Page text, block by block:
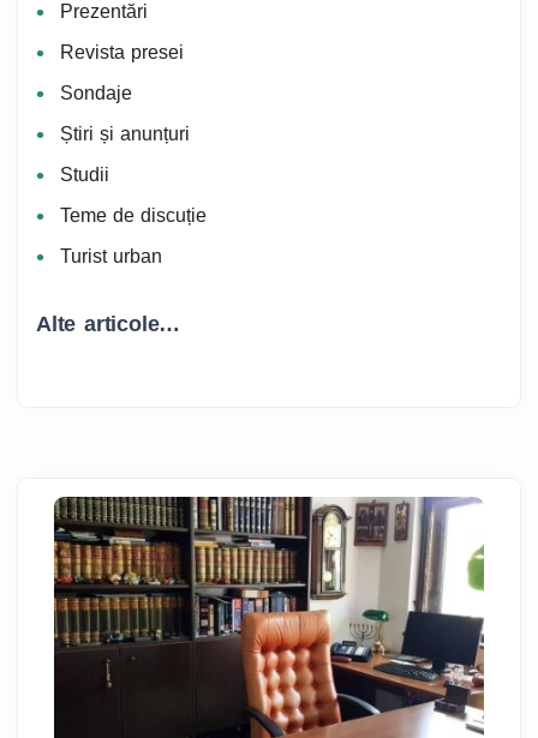
Prezentări
Revista presei
Sondaje
Știri și anunțuri
Studii
Teme de discuție
Turist urban
Alte articole…